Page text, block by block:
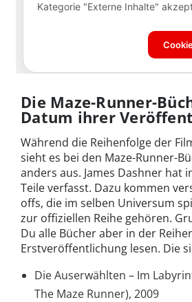
Die Maze-Runner-
Datum ihrer
Während die Reihenfolge der
sieht es bei den Maze-Runner-
anders aus. James Dashner hat
Teile verfasst. Dazu kommen
offs, die im selben Universum
zur offiziellen Reihe gehören.
Du alle Bücher aber in der
Erstveröffentlichung lesen. Die
Die Auserwählten – Im
The Maze Runner), 2009